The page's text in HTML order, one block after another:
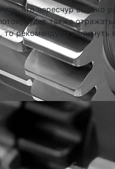
что чересчур
будет также
рекомендуем заглянуть